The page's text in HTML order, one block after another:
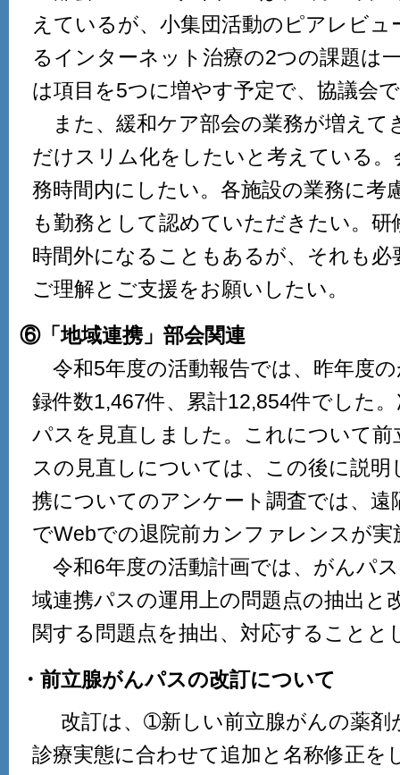
えているが、小集団活動のピアレビ
るインターネット治療の2つの課題は
は項目を5つに増やす予定で、協議会
また、緩和ケア部会の業務が増えて
だけスリム化をしたいと考えている
務時間内にしたい。各施設の業務に考
も勤務として認めていただきたい。
時間外になることもあるが、それも
ご理解とご支援をお願いしたい。
⑥「地域連携」部会関連
令和5年度の活動報告では、昨年度
録件数1,467件、累計12,854件でした
パスを見直しました。これについて
スの見直しについては、この後に説
携についてのアンケート調査では、遠
でWebでの退院前カンファレンスが
令和6年度の活動計画では、がんパ
域連携パスの運用上の問題点の抽出と
関する問題点を抽出、対応することと
・前立腺がんパスの改訂について
改訂は、➀新しい前立腺がんの薬剤
診療実態に合わせて追加と名称修正を